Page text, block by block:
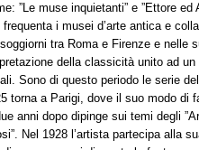
”Le muse inquietanti” e ”Ettore ed
i musei d’arte antica e
tra Roma e Firenze e nelle
della classicità unito ad
Sono di questo periodo le serie
torna a Parigi, dove il suo modo di
anni dopo dipinge sui temi degli
Nel 1928 l’artista partecipa alla